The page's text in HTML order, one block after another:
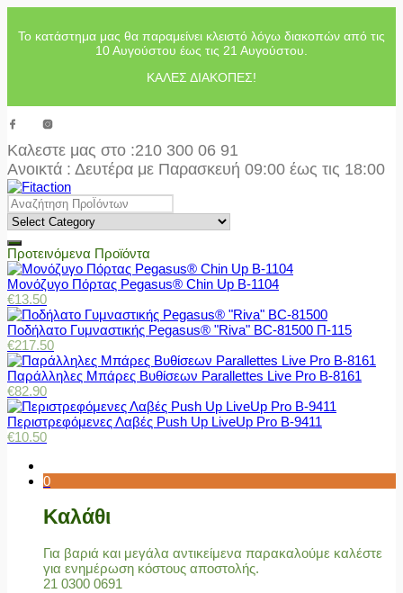
Το κατάστημα μας θα παραμείνει κλειστό λόγω διακοπών από τις
10 Αυγούστου έως τις 21 Αυγούστου.
ΚΑΛΕΣ ΔΙΑΚΟΠΕΣ!
Καλεστε μας στο :210 300 06 91
Ανοικτά : Δευτέρα με Παρασκευή 09:00 έως τις 18:00
Προτεινόμενα Προϊόντα
Μονόζυγο Πόρτας Pegasus® Chin Up Β-1104
€13.50
Ποδήλατο Γυμναστικής Pegasus® "Riva" BC-81500 Π-115
€217.50
Παράλληλες Μπάρες Βυθίσεων Parallettes Live Pro Β-8161
€82.90
Περιστρεφόμενες Λαβές Push Up LiveUp Pro Β-9411
€10.50
0
Καλάθι
Για βαριά και μεγάλα αντικείμενα παρακαλούμε καλέστε
για ενημέρωση κόστους αποστολής.
21 0300 0691